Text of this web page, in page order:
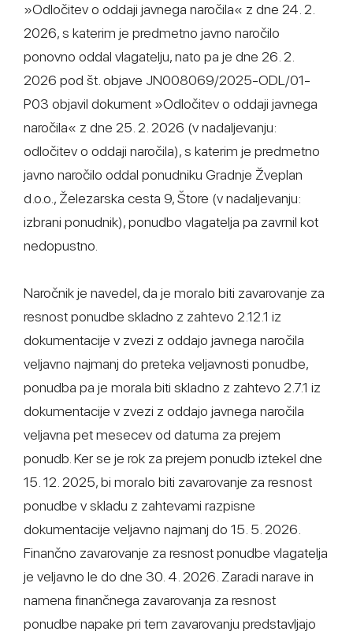
»Odločitev o oddaji javnega naročila« z dne 24. 2.
2026, s katerim je predmetno javno naročilo
ponovno oddal vlagatelju, nato pa je dne 26. 2.
2026 pod št. objave JN008069/2025-ODL/01-
P03 objavil dokument »Odločitev o oddaji javnega
naročila« z dne 25. 2. 2026 (v nadaljevanju:
odločitev o oddaji naročila), s katerim je predmetno
javno naročilo oddal ponudniku Gradnje Žveplan
d.o.o., Železarska cesta 9, Štore (v nadaljevanju:
izbrani ponudnik), ponudbo vlagatelja pa zavrnil kot
nedopustno.
Naročnik je navedel, da je moralo biti zavarovanje za
resnost ponudbe skladno z zahtevo 2.12.1 iz
dokumentacije v zvezi z oddajo javnega naročila
veljavno najmanj do preteka veljavnosti ponudbe,
ponudba pa je morala biti skladno z zahtevo 2.7.1 iz
dokumentacije v zvezi z oddajo javnega naročila
veljavna pet mesecev od datuma za prejem
ponudb. Ker se je rok za prejem ponudb iztekel dne
15. 12. 2025, bi moralo biti zavarovanje za resnost
ponudbe v skladu z zahtevami razpisne
dokumentacije veljavno najmanj do 15. 5. 2026.
Finančno zavarovanje za resnost ponudbe vlagatelja
je veljavno le do dne 30. 4. 2026. Zaradi narave in
namena finančnega zavarovanja za resnost
ponudbe napake pri tem zavarovanju predstavljajo